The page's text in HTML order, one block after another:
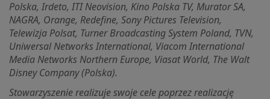
Polska, Irdeto, ITI Neovision, Kino Polska TV, Murator SA,
NAGRA, Orange, Redefine, Sony Pictures Television,
Telewizja Polsat, Turner Broadcasting System Poland, TVN,
Uniwersal Networks International, Viacom International
Media Networks Northern Europe, Viasat World, The Walt
Disney Company (Polska).
Stowarzyszenie realizuje swoje cele poprzez realizację